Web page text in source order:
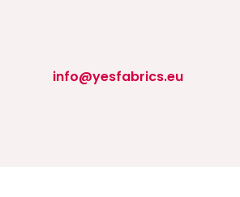
info@yesfabrics.eu